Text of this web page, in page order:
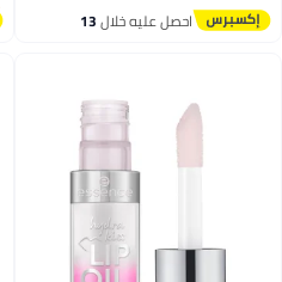
احصل عليه خلال13